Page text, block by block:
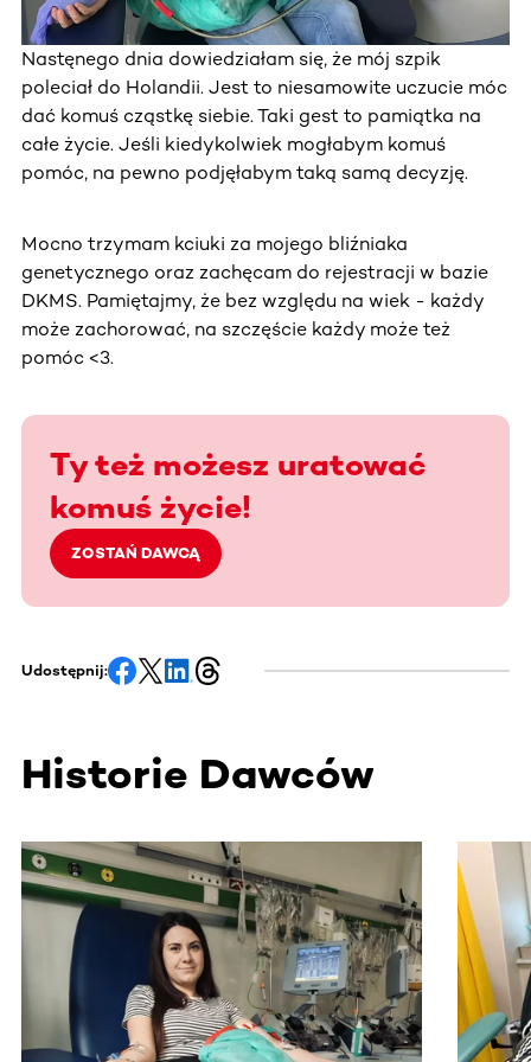
Nastęnego dnia dowiedziałam się, że mój szpik
poleciał do Holandii. Jest to niesamowite uczucie móc
dać komuś cząstkę siebie. Taki gest to pamiątka na
całe życie. Jeśli kiedykolwiek mogłabym komuś
pomóc, na pewno podjęłabym taką samą decyzję.
Mocno trzymam kciuki za mojego bliźniaka
genetycznego oraz zachęcam do rejestracji w bazie
DKMS. Pamiętajmy, że bez względu na wiek - każdy
może zachorować, na szczęście każdy może też
pomóc <3.
Ty też możesz uratować
komuś życie!
ZOSTAŃ DAWCĄ
Udostępnij:
Historie Dawców
Ta sekcja zawiera treści przewijane w poziomie. Użyj